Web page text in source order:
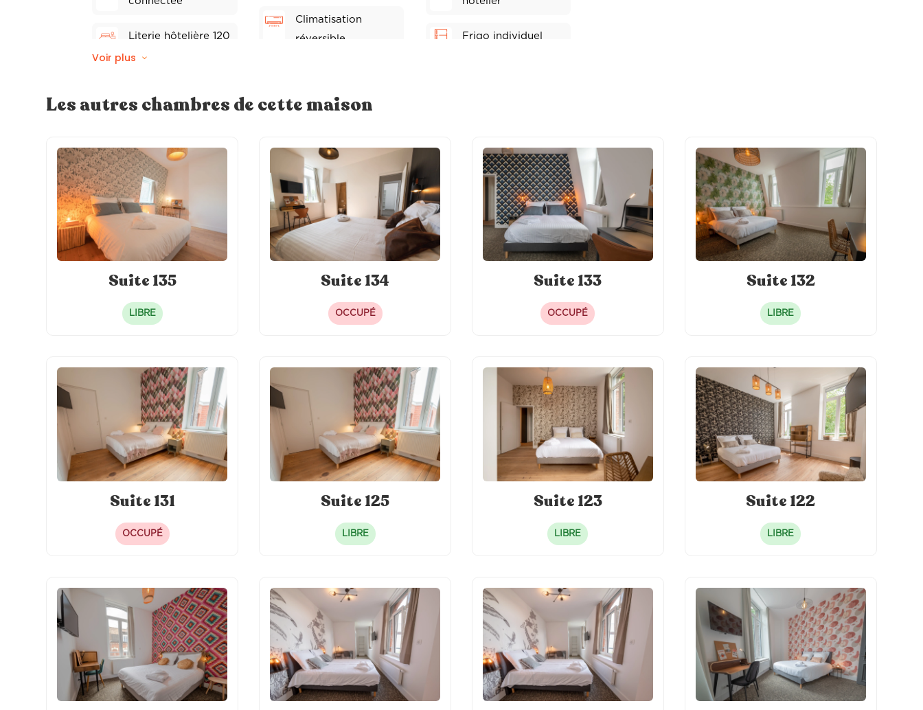
Literie hôtelière 120
x 200
Climatisation
réversible
Frigo individuel
Voir plus
Les autres chambres de cette maison
Suite 135
LIBRE
Suite 134
OCCUPÉ
Suite 133
OCCUPÉ
Suite 132
LIBRE
Suite 131
OCCUPÉ
Suite 125
LIBRE
Suite 123
LIBRE
Suite 122
LIBRE